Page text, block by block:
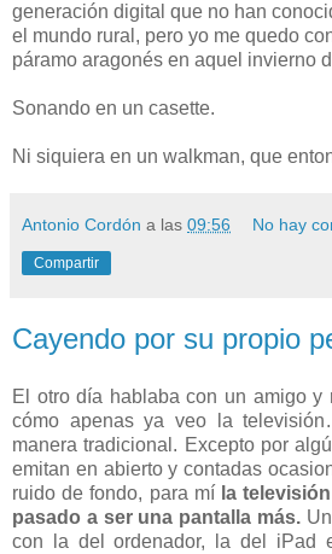
generación digital que no han
el mundo rural, pero yo me quedo
páramo aragonés en aquel invierno
Sonando en un casette.
Ni siquiera en un walkman, que
Antonio Cordón a las 09:56 No hay
Compartir
Cayendo por su propio
El otro día hablaba con un amigo y
cómo apenas ya veo la
manera tradicional. Excepto por
emitan en abierto y contadas
ruido de fondo, para míla
pasado a ser una pantalla más.
con la del ordenador, la del iPad